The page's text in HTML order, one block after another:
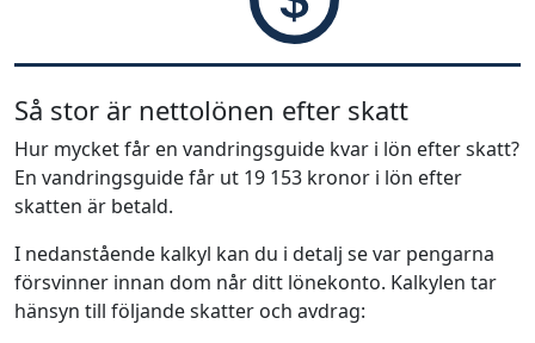
Så stor är nettolönen efter skatt
Hur mycket får en vandringsguide kvar i lön efter skatt?
En vandringsguide får ut 19 153 kronor i lön efter
skatten är betald.
I nedanstående kalkyl kan du i detalj se var pengarna
försvinner innan dom når ditt lönekonto. Kalkylen tar
hänsyn till följande skatter och avdrag: